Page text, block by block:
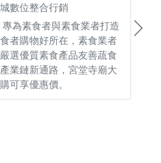
數位整合行銷
專為素食者與素食業者打造
者購物好所在，素食業者
選優質素食產品友善蔬食
業鏈新通路，宮堂寺廟大
可享優惠價。
Next